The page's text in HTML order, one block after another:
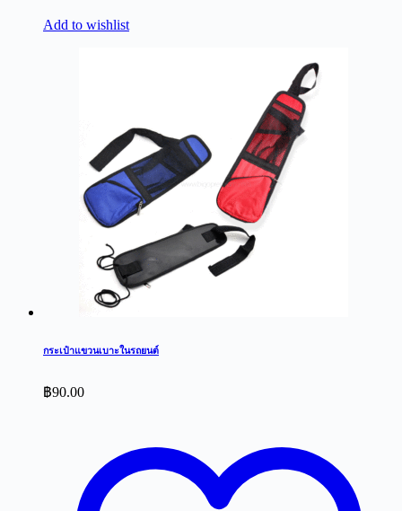
Add to wishlist
กระเป๋าแขวนเบาะในรถยนต์
฿90.00